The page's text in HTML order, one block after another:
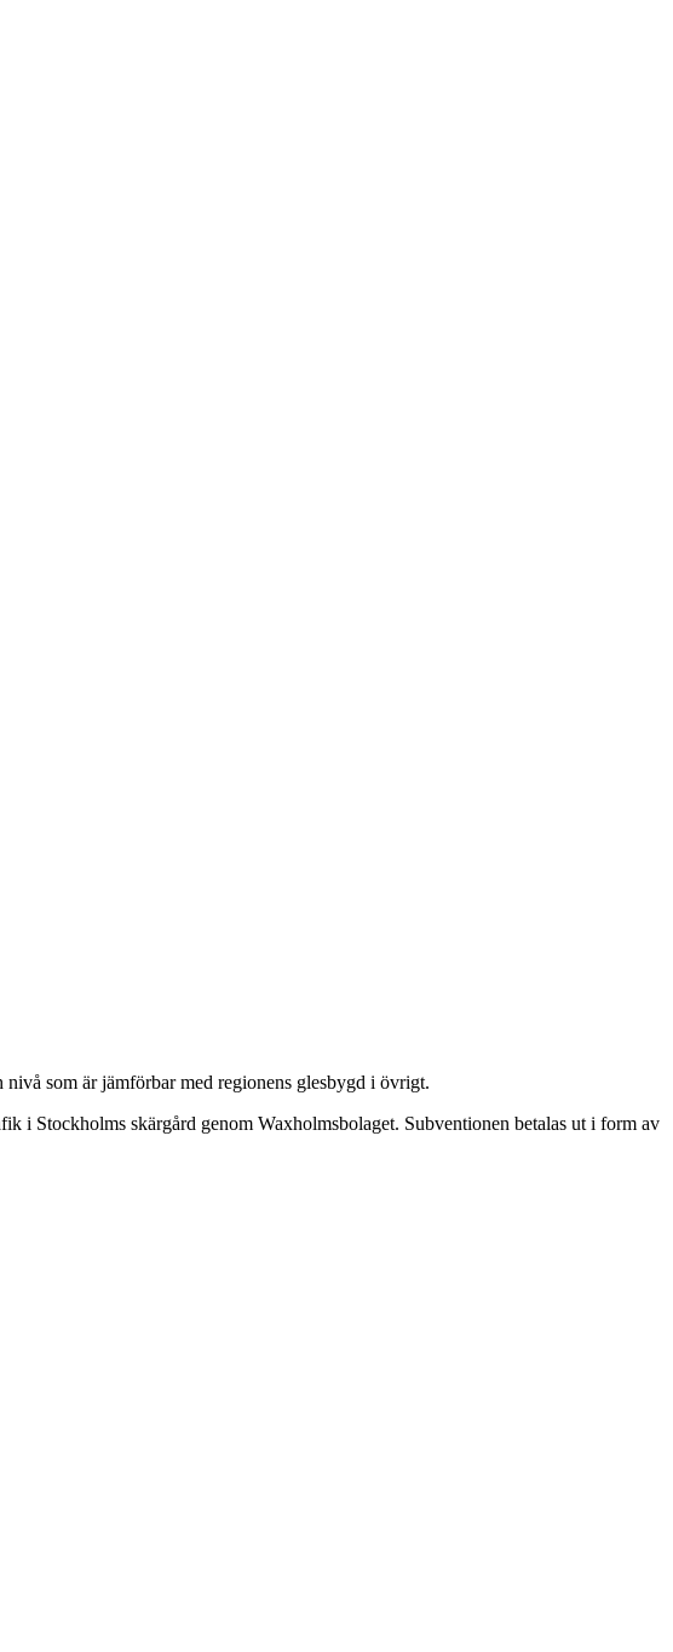
som är jämförbar med regionens glesbygd i övrigt.
i Stockholms skärgård genom Waxholmsbolaget. Subventionen betalas ut i form av